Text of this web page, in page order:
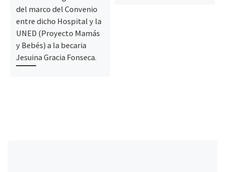
del marco del Convenio
entre dicho Hospital y la
UNED (Proyecto Mamás
y Bebés) a la becaria
Jesuina Gracia Fonseca.